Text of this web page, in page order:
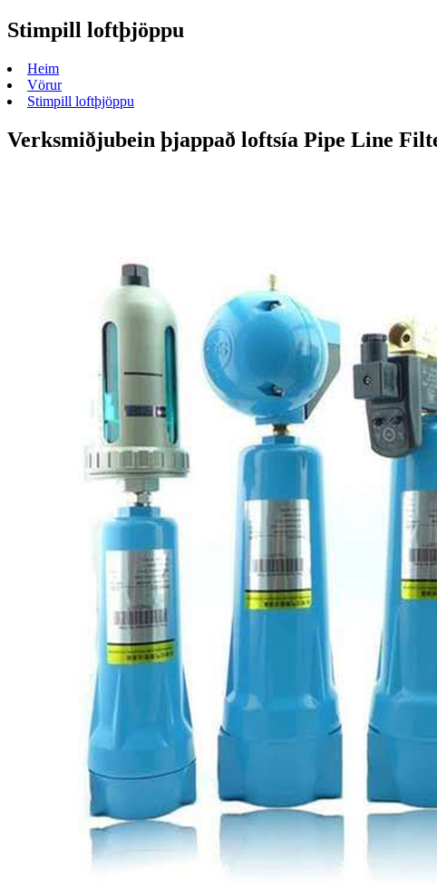
Stimpill loftþjöppu
Heim
Vörur
Stimpill loftþjöppu
Verksmiðjubein þjappað loftsía Pipe Line